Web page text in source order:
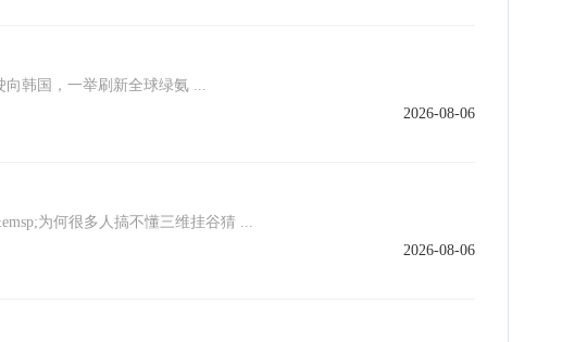
向韩国，一举刷新全球绿氨 ...
2026-08-06
为何很多人搞不懂三维挂谷猜 ...
2026-08-06